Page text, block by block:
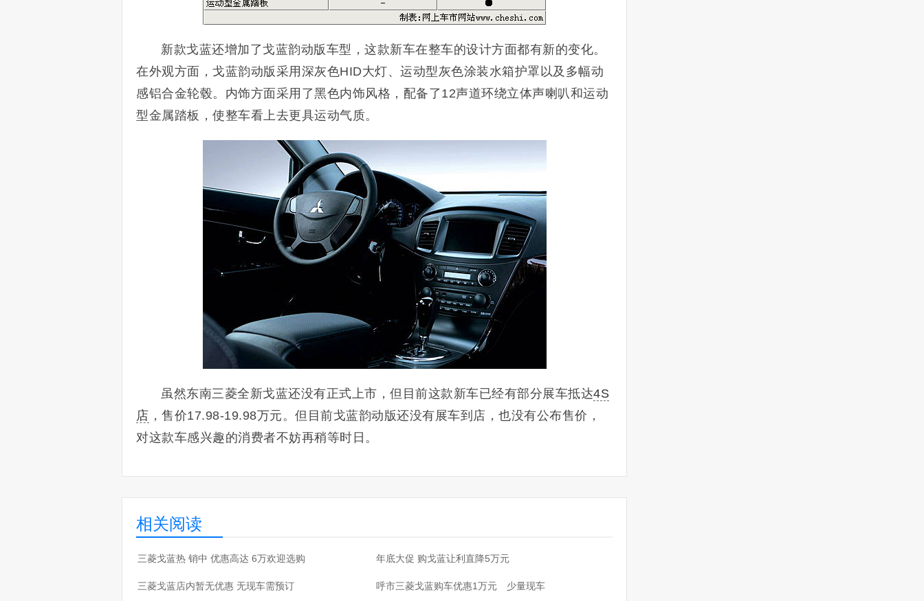
新款戈蓝还增加了戈蓝韵动版车型，这款新车在整车的设计方面都有新的变化。
在外观方面，戈蓝韵动版采用深灰色HID大灯、运动型灰色涂装水箱护罩以及多幅动
感铝合金轮毂。内饰方面采用了黑色内饰风格，配备了12声道环绕立体声喇叭和运动
型金属踏板，使整车看上去更具运动气质。
虽然东南三菱全新戈蓝还没有正式上市，但目前这款新车已经有部分展车抵达4S
店 ，售价17.98-19.98万元。但目前戈蓝韵动版还没有展车到店，也没有公布售价，
对这款车感兴趣的消费者不妨再稍等时日。
相关阅读
三菱戈蓝热 销中 优惠高达 6万欢迎选购 年底大促 购戈蓝让利直降5万元
三菱戈蓝店内暂无优惠 无现车需预订 呼市三菱戈蓝购车优惠1万元 少量现车